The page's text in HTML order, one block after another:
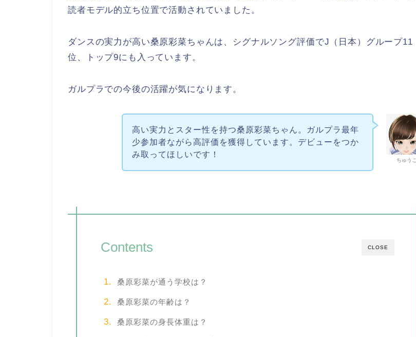
読者モデル的立ち位置で活動されていました。
ダンスの実力が高い桑原彩菜ちゃんは、シグナルソング評価でJ（日本）グループ11
位、トップ9にも入っています。
ガルプラでの今後の活躍が気になります。
ちゅうこ
高い実力とスター性を持つ桑原彩菜ちゃん。ガルプラ最年
少参加者ながら高評価を獲得しています。デビューをつか
み取ってほしいです！
CLOSE
Contents
桑原彩菜が通う学校は？
桑原彩菜の年齢は？
桑原彩菜の身長体重は？